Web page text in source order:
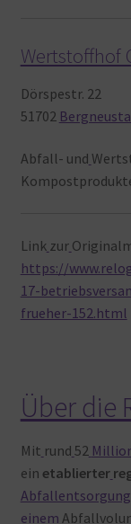
Wertstoffhof
Dörspestr. 22
51702
Abfall- und
Link zur
https://
17-
frueher-152.html
Über die
Mit rund 52
ein etablierter
Abfallentsorgung
einem